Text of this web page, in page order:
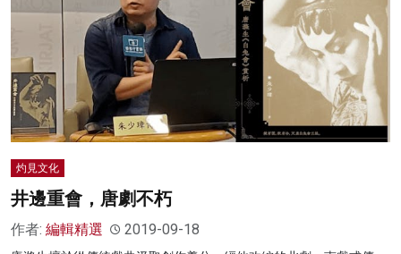
灼見文化
井邊重會，唐劇不朽
作者: 編輯精選 2019-09-18